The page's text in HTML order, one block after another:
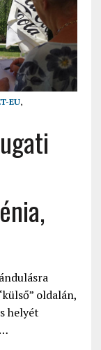
EU,
oldalán,
helyét